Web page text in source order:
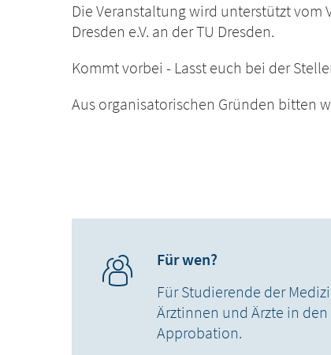
Die Veranstaltung wird unterstützt vom
Dresden e.V. an der TU Dresden.
Kommt vorbei - Lasst euch bei der
Aus organisatorischen Gründen bitten
Für wen?
Für Studierende der
Ärztinnen und Ärzte in
Approbation.